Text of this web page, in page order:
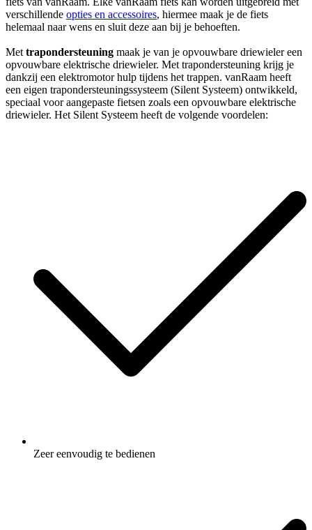
verschillende opties en accessoires, hiermee maak je de fiets
helemaal naar wens en sluit deze aan bij je behoeften.
Met trapondersteuning maak je van je opvouwbare driewieler een
opvouwbare elektrische driewieler. Met trapondersteuning krijg je
dankzij een elektromotor hulp tijdens het trappen. vanRaam heeft
een eigen trapondersteuningssysteem (Silent Systeem) ontwikkeld,
speciaal voor aangepaste fietsen zoals een opvouwbare elektrische
driewieler. Het Silent Systeem heeft de volgende voordelen:
Zeer eenvoudig te bedienen